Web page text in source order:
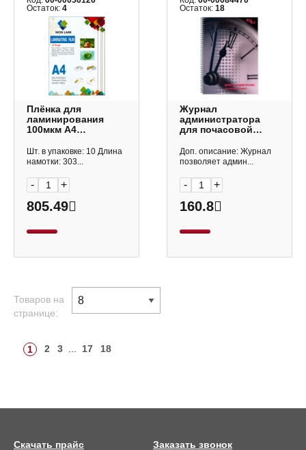
Остаток: 4
Плёнка для
ламинирования
100мкм А4
7681 Won Lami
(1уп*100шт)
Шт. в упаковке: 10 Длина
намотки: 303...
- +
805.49
Остаток:18
Журнал
администратора
для почасовой
мел. картон, УФ-лак,
офсет 13с19-50
Доп. описание: Журнал
позволяет админ...
- +
160.8
Товаров на
странице:
1 2 3 17 18
Заказать звонок
Скачать прайс